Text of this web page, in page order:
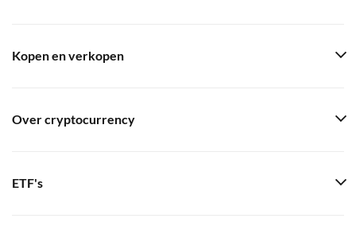
Kopen en verkopen
Over cryptocurrency
ETF's